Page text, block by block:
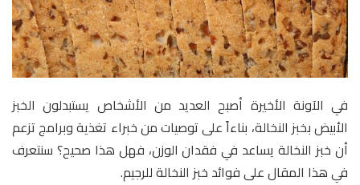
في الآونة الأخيرة أصبح العديد من الأشخاص يستبدلون الخبز
الأبيض بخبز النخالة، بناءاً على توصيات من خبراء تغذية وبرامج تزعم
أن خبز النخالة يساعد في فقدان الوزن، فهل هذا صحيح؟ سنتعرف
في هذا المقال على فوائد خبز النخالة للرجيم.